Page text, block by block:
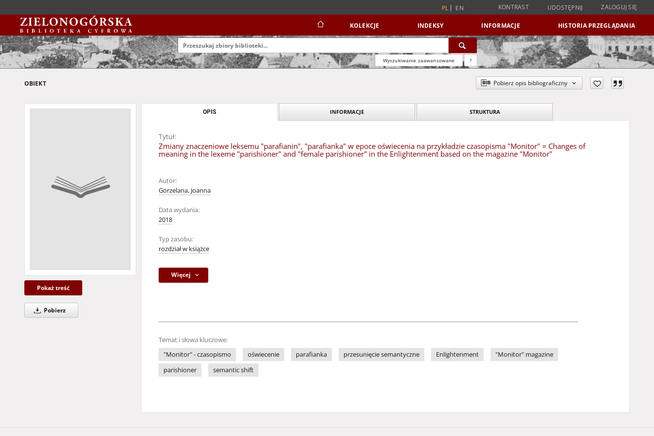
PL EN KONTRAST UDOSTĘPNIJ ZALOGUJ SIĘ
KOLEKCJE INDEKSY INFORMACJE HISTORIA PRZEGLĄDANIA
Wyszukiwanie zaawansowane ?
OBIEKT Pobierz opis bibliograficzny
Pokaż treść
Pobierz
OPIS INFORMACJE STRUKTURA
Tytuł:
Zmiany znaczeniowe leksemu "parafianin", "parafianka" w epoce oświecenia na przykładzie czasopisma "Monitor" = Changes of
meaning in the lexeme "parishioner" and "female parishioner" in the Enlightenment based on the magazine "Monitor"
Autor:
Gorzelana, Joanna
Data wydania:
2018
Typ zasobu:
rozdział w książce
Więcej
Temat i słowa kluczowe:
"Monitor" - czasopismo
oświecenie parafianka przesunięcie semantyczne Enlightenment
"Monitor" magazine
parishioner
semantic shift